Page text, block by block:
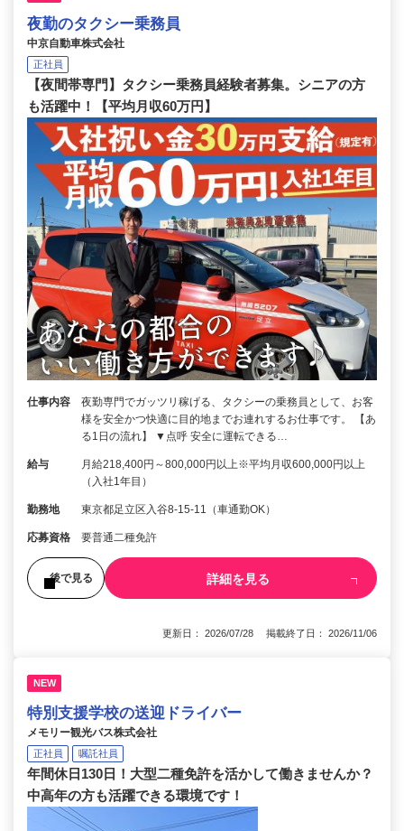
夜勤のタクシー乗務員
中京自動車株式会社
正社員
【夜間帯専門】タクシー乗務員経験者募集。シニアの方
も活躍中！【平均月収60万円】
仕事内容
夜勤専門でガッツリ稼げる、タクシーの乗務員として、お客
様を安全かつ快適に目的地までお連れするお仕事です。 【あ
る1日の流れ】 ▼点呼 安全に運転できる…
給与
月給218,400円～800,000円以上※平均月収600,000円以上
（入社1年目）
勤務地 東京都足立区入谷8-15-11（車通勤OK）
応募資格 要普通二種免許
後で見る 詳細を見る
更新日： 2026/07/28 掲載終了日： 2026/11/06
NEW
特別支援学校の送迎ドライバー
メモリー観光バス株式会社
正社員 嘱託社員
年間休日130日！大型二種免許を活かして働きませんか？
中高年の方も活躍できる環境です！